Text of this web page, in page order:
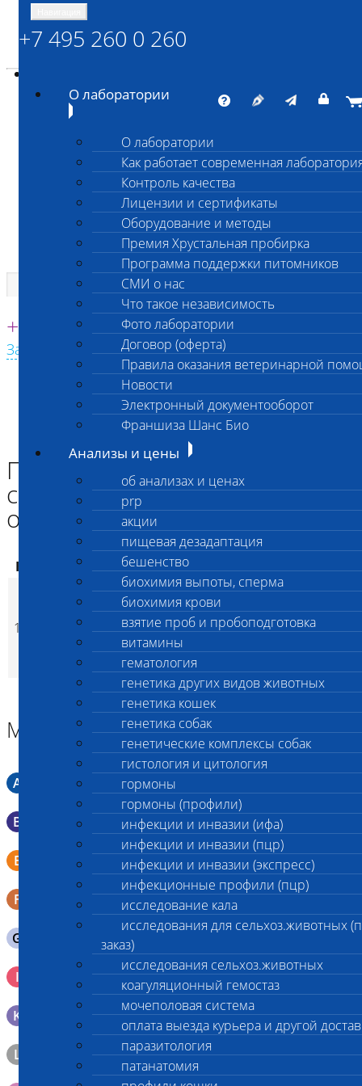
ШАНС БИО
Независимая ветеринарная лаборатория
Единая круглосуточная справочная
+7 495 260 0 260
Заказать звонок с сайта
+7 495 260 0 260
О лаборатории
О лаборатории
Как работает современная
Контроль качества
Лицензии и сертификаты
Оборудование и методы
Премия Хрустальная пробирка
Программа поддержки питомников
СМИ о нас
Что такое независимость
Фото лаборатории
Договор (оферта)
Правила оказания ветеринарной
Новости
Электронный документооборот
Франшиза Шанс Био
Анализы и цены
об анализах и ценах
prp
акции
пищевая дезадаптация
бешенство
биохимия выпоты, сперма
биохимия крови
взятие проб и пробоподготовка
витамины
гематология
генетика других видов животных
генетика кошек
генетика собак
генетические комплексы собак
гистология и цитология
гормоны
гормоны (профили)
инфекции и инвазии (ифа)
инфекции и инвазии (пцр)
инфекции и инвазии (экспресс)
инфекционные профили (пцр)
исследование кала
исследования для сельхоз.животных
заказ)
исследования сельхоз.животных
коагуляционный гемостаз
мочеполовая система
оплата выезда курьера и другой
паразитология
патанатомия
Главная страница
Анализы и цены
ВЗЯТИЕ ПРОБ и ПРОБОПОДГОТОВКА
Подготовка препарата сыворотки по назначению
Подготовка препарата
сыворотки по назначению
офтальмолога без взятия
Код Наименование услуг Цена, руб.
1960
Подготовка
препарата сыворотки
по назначению
офтальмолога без
взятия
330p (Время исполнения
Материал
A Мазок в пробирку со средой Кери-Блера
B Мазок в пробирку со средой Эймса (Стюарта)
E
Смывы со слизистых в пробирку Эппендорфа (с
физраствором 0.5 мл)
F Кал в контейнере с ложечкой
G Содержимое желудка 10-30 мл
I
Кровь 2-3 мл. на фильтр-бумаге, высушенная для
генетических исследований
K Образец тканей в контейнере с 10% раствором формалина
L Материал берется только в лаборатории!